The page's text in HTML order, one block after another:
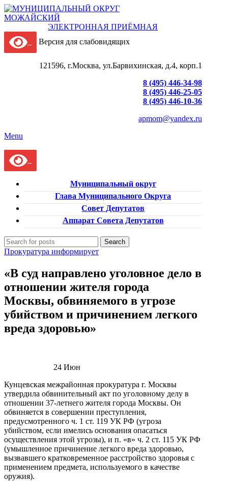
ЭЛЕКТРОННАЯ ПРИЁМНАЯ
Версия для слабовидящих
121596, г.Москва, ул.Барвихинская, д.4, корп.1
8 (495) 446-34-98
8 (495) 446-25-05
8 (495) 446-10-36
apmom@yandex.ru
Menu
Муниципальный округ
Глава Муниципального Округа
Совет Депутатов
Аппарат Совета Депутатов
Search
Прокуратура информирует
«В суд направлено уголовное дело в
отношении жителя города
Москвы, обвиняемого в угрозе
убийством и причинением легкого
вреда здоровью»
24Июн
Кунцевская межрайонная прокуратура г. Москвы
утвердила обвинительный акт по уголовному делу в
отношении 37-летнего жителя города Москвы. Он
обвиняется в совершении преступления,
предусмотренного ч. 1 ст. 119 УК РФ (угроза
убийством, если имелись основания опасаться
осуществления этой угрозы), и п. «в» ч. 2 ст. 115 УК РФ
(умышленное причинение легкого вреда здоровью,
вызвавшего кратковременное расстройство здоровья с
применением предмета, используемого в качестве
оружия).